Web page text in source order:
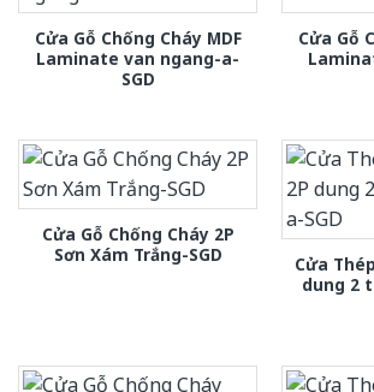
Cửa Gỗ Chống Cháy MDF
Laminate van ngang-a-
SGD
Cửa Gỗ
Cửa Gỗ Chống Cháy 2P
Sơn Xám Trắng-SGD
Cửa
dung 2